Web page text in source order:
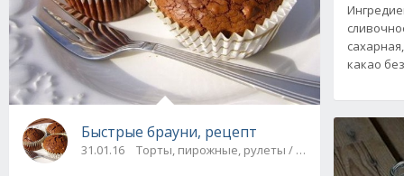
Быстрые брауни, рецепт
31.01.16 Торты, пирожные, рулеты / На скорую руку
какао